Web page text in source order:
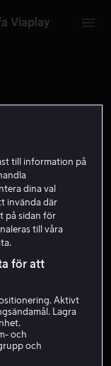
Viaplay
till information på
dina val
invända där
på sidan för
till våra
för att
Aktivt
Lagra
och
och